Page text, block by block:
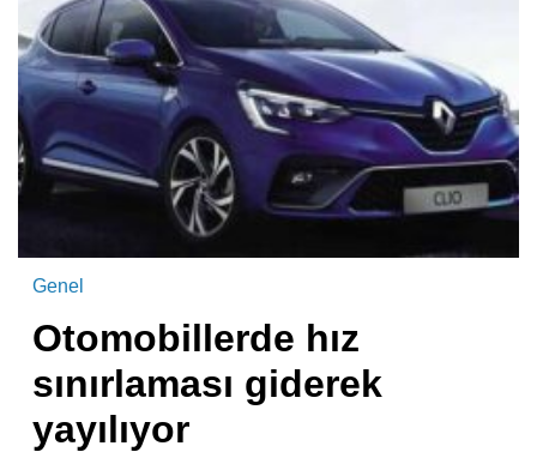
Genel
Otomobillerde hız
sınırlaması giderek
yayılıyor